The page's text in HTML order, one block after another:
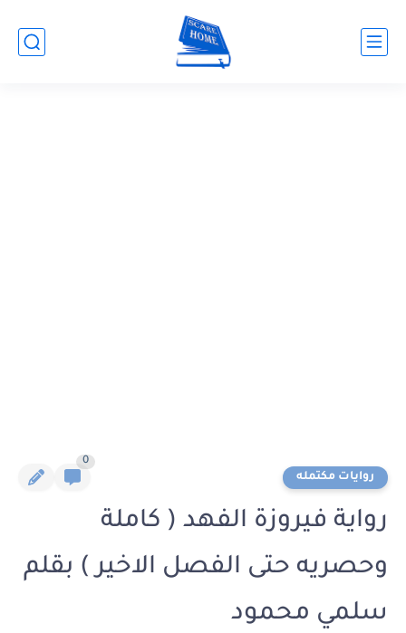
روايات مكتمله
0
رواية فيروزة الفهد ( كاملة
وحصريه حتى الفصل الاخير ) بقلم
سلمي محمود